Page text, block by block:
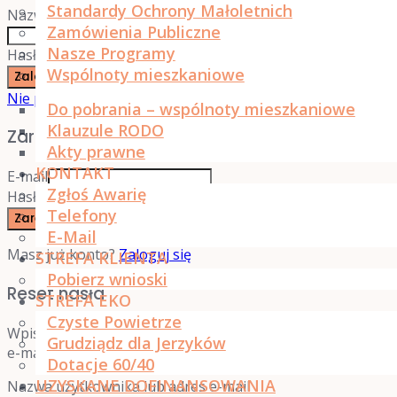
Standardy Ochrony Małoletnich
Zamówienia Publiczne
Nasze Programy
Wspólnoty mieszkaniowe
Do pobrania – wspólnoty mieszkaniowe
Klauzule RODO
Akty prawne
KONTAKT
Zgłoś Awarię
Telefony
E-Mail
STREFA KLIENTA
Pobierz wnioski
STREFA EKO
Czyste Powietrze
Grudziądz dla Jerzyków
Dotacje 60/40
UZYSKANE DOFINANSOWANIA
Nazwa użytkownika lub adres e-mail
Hasło
Zaloguj się
Nie pamiętasz hasła?
Zarejestruj się
E-mail
Hasło
Zarejestruj się
Masz już konto? Zaloguj się
Reset hasła
Wpisz nazwę użytkownika lub adres e-mail, a otrzymasz
e-mail z odnośnikiem do ustawienia nowego hasła.
Nazwa użytkownika lub adres e-mail